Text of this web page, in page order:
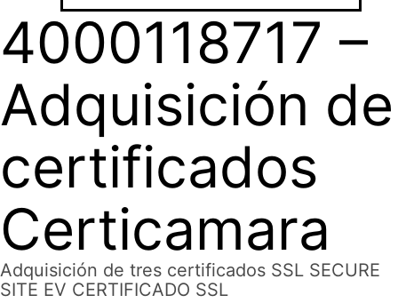
4000118717 –
Adquisición de
certificados
Certicamara
Adquisición de tres certificados SSL SECURE
SITE EV CERTIFICADO SSL